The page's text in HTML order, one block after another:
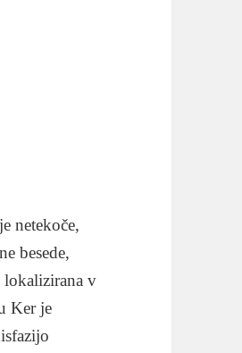
netekoče,
besede,
lokalizirana v
Ker je